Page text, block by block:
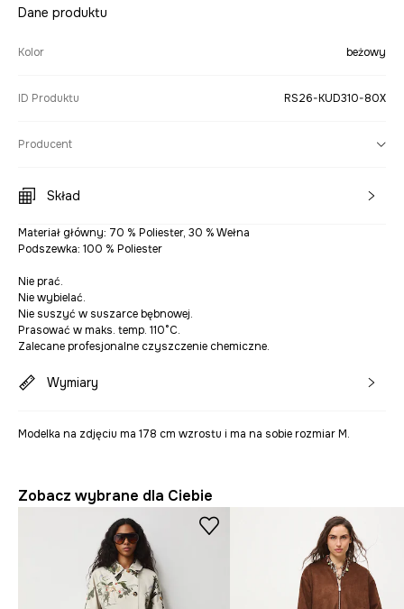
Dane produktu
Kolor beżowy
ID Produktu RS26-KUD310-80X
Producent
Skład
Materiał główny: 70 % Poliester, 30 % Wełna
Podszewka: 100 % Poliester
Nie prać.
Nie wybielać.
Nie suszyć w suszarce bębnowej.
Prasować w maks. temp. 110°C.
Zalecane profesjonalne czyszczenie chemiczne.
Wymiary
Modelka na zdjęciu ma 178 cm wzrostu i ma na sobie rozmiar M.
Zobacz wybrane dla Ciebie